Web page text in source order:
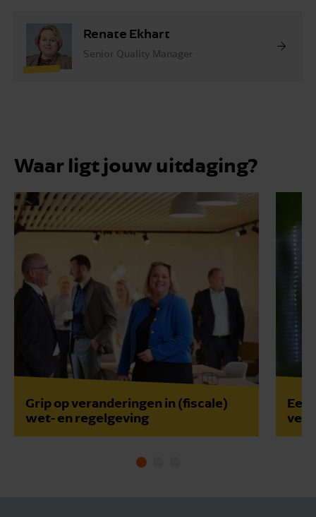
Renate Ekhart
Senior Quality Manager
Waar ligt jouw uitdaging?
Grip op veranderingen in (fiscale)
wet- en regelgeving
Een